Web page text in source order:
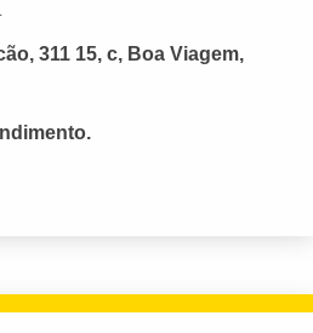
311 15, c, Boa Viagem,